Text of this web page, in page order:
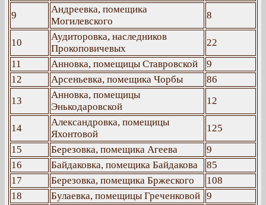
9
Андреевка, помещика
Могилевского
8
10
Аудиторовка, наследников
Прокоповичевых
22
11
Анновка, помещицы Ставровской
9
12
Арсеньевка, помещика Чорбы
86
13
Анновка, помещицы
Энькодаровской
12
14
Александровка, помещицы
Яхонтовой
125
15
Березовка, помещика Агеева
9
16
Байдаковка, помещика Байдакова
85
17
Березовка, помещика Бржеского
108
18
Булаевка, помещицы Греченковой 9